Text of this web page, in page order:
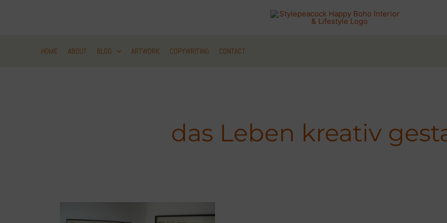
HOME ABOUT BLOG ARTWORK COPYWRITING CONTACT
das Leben kreativ